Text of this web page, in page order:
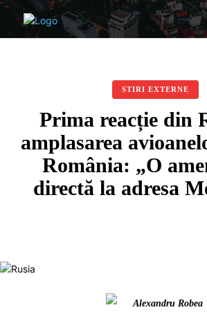
STIRI EXTERNE
Prima reacție din
amplasarea
România: „O
directă la adresa
Alexandru Robea